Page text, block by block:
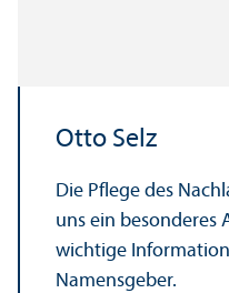
Otto Selz
Die Pflege des
uns ein besonderes
wichtige
Namensgeber.